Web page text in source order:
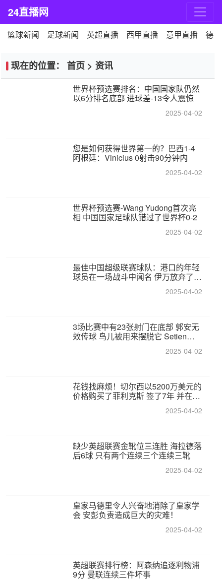
24直播网
篮球新闻 足球新闻 英超直播 西甲直播 意甲直播 德
现在的位置： 首页 > 资讯
世界杯预选赛排名：中国国家队仍然
以6分排名底部 进球差-13令人震惊
2025-04-02
您是如何获得世界第一的？巴西1-4
阿根廷：Vinicius 0射击90分钟内
2025-04-02
世界杯预选赛-Wang Yudong首次亮
相 中国国家足球队错过了世界杯0-2
2025-04-02
最佳中国超级联赛球队：港口的年轻
球员在一场战斗中闻名 伊万放弃了泰
2025-04-02
3场比赛中有23张射门在底部 郭安无
效传球 鸟儿被用来摆脱它 Setien痴
2025-04-02
花钱找麻烦！切尔西以5200万美元的
价格购买了菲利克斯 签了7年 并在半
2025-04-02
缺少英超联赛金靴位三连胜 海拉德落
后6球 只有两个连续三个连续三靴
2025-04-02
皇家马德里令人兴奋地消除了皇家学
会 安彭负责造成巨大的灾难！
2025-04-02
英超联赛排行榜：阿森纳追逐利物浦
9分 曼联连续三件坏事